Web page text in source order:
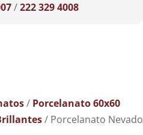
/222 329 4008
/ Porcelanato 60x60
/ Porcelanato Nevado